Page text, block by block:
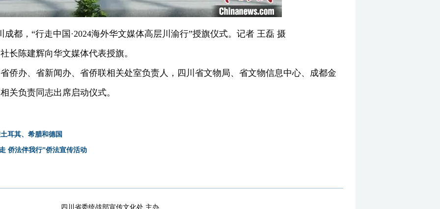
成都，“行走中国·2024海外华文媒体高层川渝行”授旗仪式。记者 王磊 摄
长陈建辉向华文媒体代表授旗。
侨办、省新闻办、省侨联相关处室负责人，四川省文物局、省文物信息中心、成都金
关负责同志出席启动仪式。
耳其、希腊和德国
侨法伴我行”侨法宣传活动
四川省委统战部宣传文化处 主办